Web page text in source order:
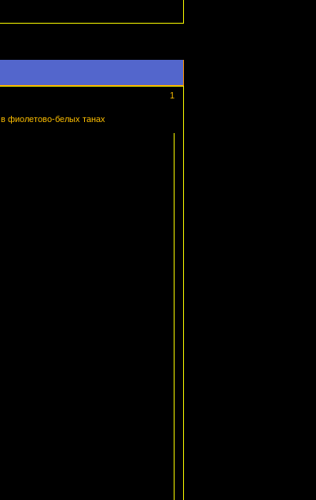
1
в фиолетово-белых танах